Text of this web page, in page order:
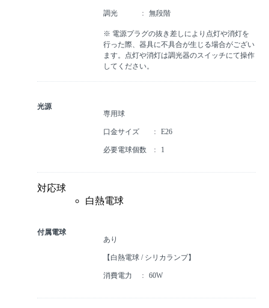
調光 無段階
※ 電源プラグの抜き差しにより点灯や消灯を
行った際、器具に不具合が生じる場合がござい
ます。点灯や消灯は調光器のスイッチにて操作
してください。
光源
専用球
口金サイズ E26
必要電球個数 1
対応球
白熱電球
付属電球
あり
【白熱電球 / シリカランプ】
消費電力 60W